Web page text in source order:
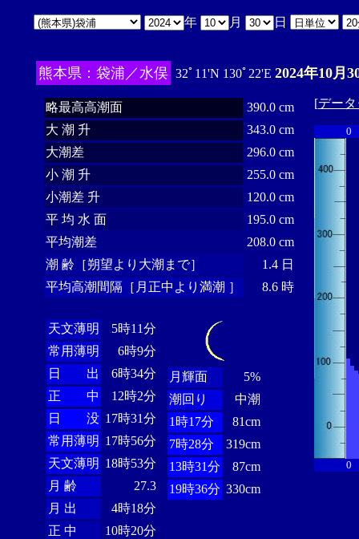
年 月 日
熊本県：袋浦／水俣 32ﾟ11'N 130ﾟ22'E 2024年10月
略最高高潮面
390.0 cm
大 潮 升
343.0 cm
大潮差
296.0 cm
小 潮 升
255.0 cm
小潮差 升
120.0 cm
平 均 水 面
195.0 cm
平均潮差
208.0 cm
潮 齢［朔望より大潮まで］
1.4 日
平均高潮間隔［月正中より満潮 ］
8.6 時
天文薄明
5時11分
常用薄明
6時9分
日 出
6時34分
正 中
12時2分
日 没 17時31分
常用薄明 17時56分
天文薄明 18時53分
月 齢
27.3
月 出
4時18分
正 中
10時20分
月輝面
5%
潮回り
中潮
1時17分
81cm
7時28分
319cm
13時31分
87cm
19時36分 330cm
[デー
0
0